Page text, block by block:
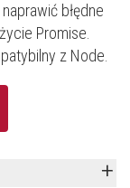
błędne
Promise.
z Node.